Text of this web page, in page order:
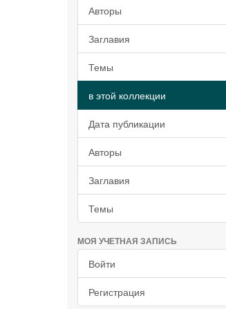
Авторы
Заглавия
Темы
в этой коллекции
Дата публикации
Авторы
Заглавия
Темы
МОЯ УЧЕТНАЯ ЗАПИСЬ
Войти
Регистрация